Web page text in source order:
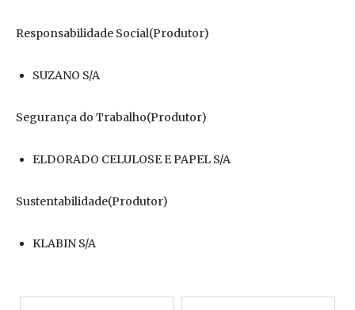
Responsabilidade Social(Produtor)
SUZANO S/A
Segurança do Trabalho(Produtor)
ELDORADO CELULOSE E PAPEL S/A
Sustentabilidade(Produtor)
KLABIN S/A